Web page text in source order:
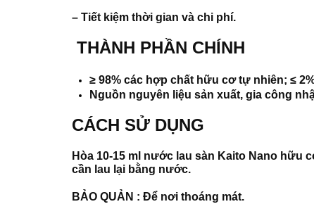
– Tiết kiệm thời gian và chi phí.
THÀNH PHẦN CHÍNH
≥ 98% các hợp chất hữu cơ tự nhiên; ≤
Nguồn nguyên liệu sản xuất, gia công
CÁCH SỬ DỤNG
Hòa 10-15 ml nước lau sàn Kaito Nano hữu
cần lau lại bằng nước.
BẢO QUẢN : Để nơi thoáng mát.